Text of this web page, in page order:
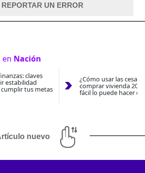
REPORTAR UN ERROR
en Nación
claves
estabilidad
tus metas
¿Cómo usar las
comprar vivienda
fácil lo puede hacer
nuevo